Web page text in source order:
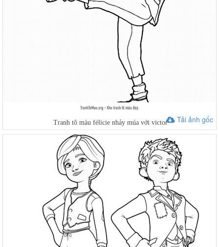
Tải ảnh gốc
Tranh tô màu félicie nhảy múa với victor